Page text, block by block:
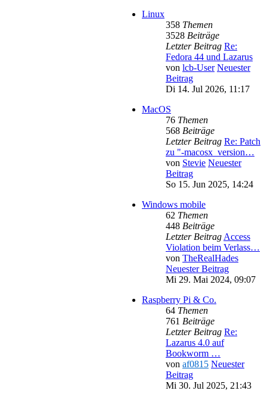
Linux
358 Themen
3528 Beiträge
Letzter Beitrag Re:
Fedora 44 und Lazarus
von lcb-User Neuester
Beitrag
Di 14. Jul 2026, 11:17
MacOS
76 Themen
568 Beiträge
Letzter Beitrag Re: Patch
zu "-macosx_version…
von Stevie Neuester
Beitrag
So 15. Jun 2025, 14:24
Windows mobile
62 Themen
448 Beiträge
Letzter BeitragAccess
Violation beim Verlass…
von TheRealHades
Neuester Beitrag
Mi 29. Mai 2024, 09:07
Raspberry Pi & Co.
64 Themen
761 Beiträge
Letzter Beitrag Re:
Lazarus 4.0 auf
Bookworm …
von af0815 Neuester
Beitrag
Mi 30. Jul 2025, 21:43